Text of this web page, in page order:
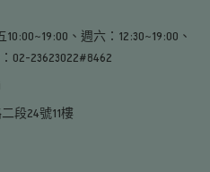
、週六：12:30~19:00、
02-23623022#8462
段24號11樓